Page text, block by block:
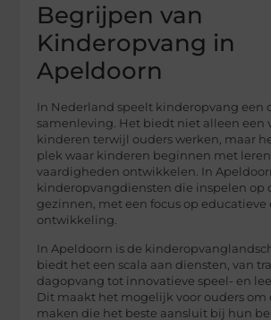
Begrijpen van
Kinderopvang in
Apeldoorn
In Nederland speelt kinderopvang een
samenleving. Het biedt niet alleen een
kinderen terwijl ouders werken, maar
plek waar kinderen beginnen met leren
vaardigheden ontwikkelen. In
kinderopvangdiensten die inspelen op
gezinnen, met een focus op educatieve
ontwikkeling.
In Apeldoorn is de
biedt het een scala aan diensten, van
dagopvang tot innovatieve speel- en
Dit maakt het mogelijk voor ouders om
maken die het beste aansluit bij hun